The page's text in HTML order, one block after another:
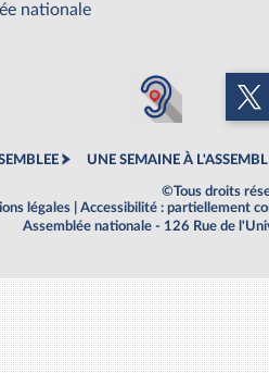
nationale
UNE SEMAINE À
©Tous droits
légales
Accessibilité : partiellement
Assemblée nationale - 126 Rue de